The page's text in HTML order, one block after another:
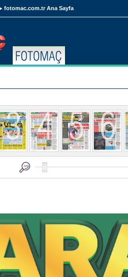
fotomac.com.tr Ana Sayfa